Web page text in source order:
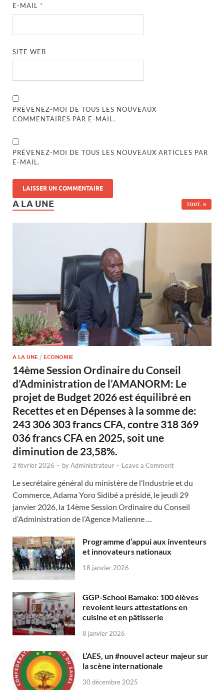
E-MAIL *
SITE WEB
PRÉVENEZ-MOI DE TOUS LES NOUVEAUX
COMMENTAIRES PAR E-MAIL.
PRÉVENEZ-MOI DE TOUS LES NOUVEAUX ARTICLES PAR
E-MAIL.
A LA UNE TOUT..
A LA UNE / ECONOMIE
14ème Session Ordinaire du Conseil
d’Administration de l’AMANORM: Le
projet de Budget 2026 est équilibré en
Recettes et en Dépenses à la somme de:
243 306 303 francs CFA, contre 318 369
036 francs CFA en 2025, soit une
diminution de 23,58%.
2 février 2026 - byAdministrateur - Leave a Comment
Le secrétaire général du ministère de l’Industrie et du
Commerce, Adama Yoro Sidibé a présidé, le jeudi 29
janvier 2026, la 14ème Session Ordinaire du Conseil
d’Administration de l’Agence Malienne …
Programme d’appui aux inventeurs
et innovateurs nationaux
18 janvier 2026
GGP-School Bamako: 100 élèves
revoient leurs attestations en
cuisine et en pâtisserie
8 janvier 2026
L’AES, un #nouvel acteur majeur sur
la scène internationale
30 décembre 2025